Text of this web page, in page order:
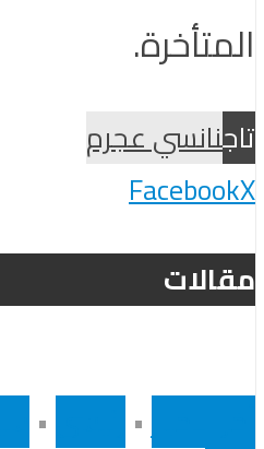
المتأخرة.
تاجنانسي عجرم
FacebookX
مقالات
•
•